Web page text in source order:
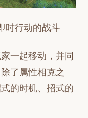
时行动的战斗
一起移动，并同
了属性相克之
的时机、招式的